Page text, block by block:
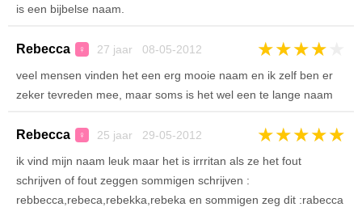
is een bijbelse naam.
Rebecca ♀ 27 jaar 08-05-2012 ★★★★
veel mensen vinden het een erg mooie naam en ik zelf ben er
zeker tevreden mee, maar soms is het wel een te lange naam
Rebecca ♀ 25 jaar 29-05-2012 ★★★★★
ik vind mijn naam leuk maar het is irrritan als ze het fout
schrijven of fout zeggen sommigen schrijven :
rebbecca,rebeca,rebekka,rebeka en sommigen zeg dit :rabecca